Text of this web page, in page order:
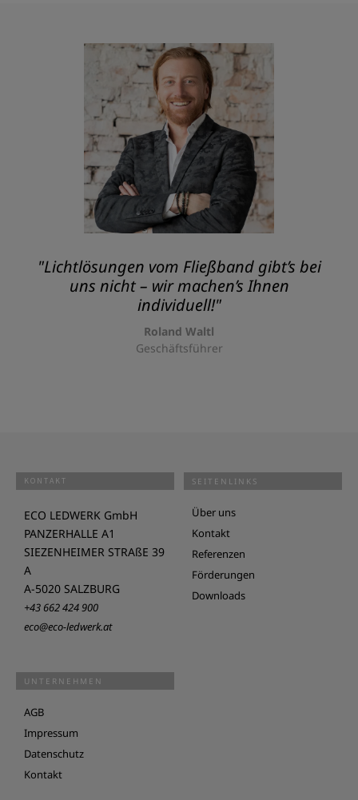
"Lichtlösungen vom Fließband gibt’s bei
uns nicht – wir machen’s Ihnen
individuell!"
Roland Waltl
Geschäftsführer
KONTAKT
ECO LEDWERK GmbH
PANZERHALLE A1
SIEZENHEIMER STRAßE 39
A
A-5020 SALZBURG
+43 662 424 900
eco@eco-ledwerk.at
SEITENLINKS
Über uns
Kontakt
Referenzen
Förderungen
Downloads
UNTERNEHMEN
AGB
Impressum
Datenschutz
Kontakt